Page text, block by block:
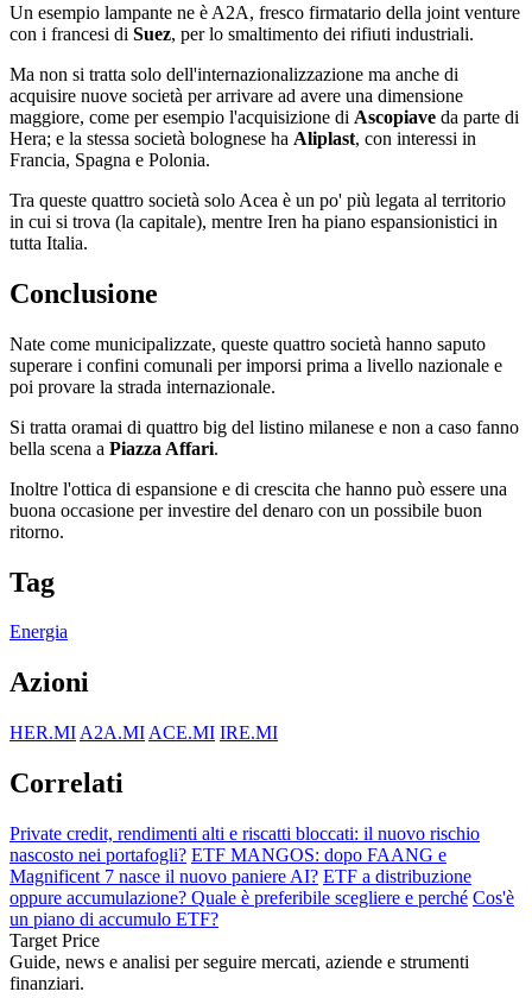
Un esempio lampante ne è A2A, fresco firmatario della joint venture
con i francesi di Suez, per lo smaltimento dei rifiuti industriali.
Ma non si tratta solo dell'internazionalizzazione ma anche di
acquisire nuove società per arrivare ad avere una dimensione
maggiore, come per esempio l'acquisizione di Ascopiave da parte di
Hera; e la stessa società bolognese ha Aliplast, con interessi in
Francia, Spagna e Polonia.
Tra queste quattro società solo Acea è un po' più legata al territorio
in cui si trova (la capitale), mentre Iren ha piano espansionistici in
tutta Italia.
Conclusione
Nate come municipalizzate, queste quattro società hanno saputo
superare i confini comunali per imporsi prima a livello nazionale e
poi provare la strada internazionale.
Si tratta oramai di quattro big del listino milanese e non a caso fanno
bella scena a Piazza Affari.
Inoltre l'ottica di espansione e di crescita che hanno può essere una
buona occasione per investire del denaro con un possibile buon
ritorno.
Tag
Energia
Azioni
HER.MI A2A.MI ACE.MI IRE.MI
Correlati
Private credit, rendimenti alti e riscatti bloccati: il nuovo rischio
nascosto nei portafogli? ETF MANGOS: dopo FAANG e
Magnificent 7 nasce il nuovo paniere AI? ETF a distribuzione
oppure accumulazione? Quale è preferibile scegliere e perché Cos'è
un piano di accumulo ETF?
Target Price
Guide, news e analisi per seguire mercati, aziende e strumenti
finanziari.